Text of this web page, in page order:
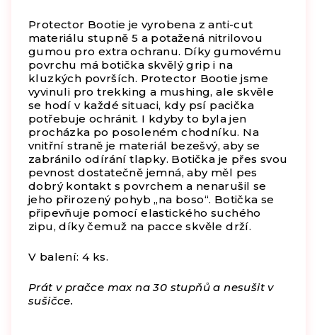
Protector Bootie je vyrobena z anti-cut
materiálu stupně 5 a potažená nitrilovou
gumou pro extra ochranu. Díky gumovému
povrchu má botička skvělý grip i na
kluzkých površích. Protector Bootie jsme
vyvinuli pro trekking a mushing, ale skvěle
se hodí v každé situaci, kdy psí pacička
potřebuje ochránit. I kdyby to byla jen
procházka po posoleném chodníku. Na
vnitřní straně je materiál bezešvý, aby se
zabránilo odírání tlapky. Botička je přes svou
pevnost dostatečně jemná, aby měl pes
dobrý kontakt s povrchem a nenarušil se
jeho přirozený pohyb „na boso“. Botička se
připevňuje pomocí elastického suchého
zipu, díky čemuž na pacce skvěle drží.
V balení: 4 ks.
Prát v pračce max na 30 stupňů a nesušit v
sušičce.